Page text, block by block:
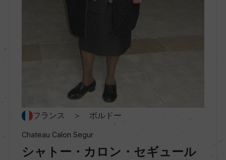
アルコール度数
フランス ＞ ボルドー
Chateau Calon Segur
シャトー・カロン・セギュール